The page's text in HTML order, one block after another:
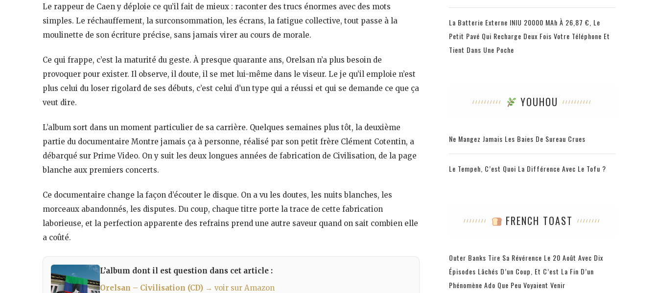
Le rappeur de Caen y déploie ce qu’il fait de mieux : raconter des trucs énormes avec des mots
simples. Le réchauffement, la surconsommation, les écrans, la fatigue collective, tout passe à la
moulinette de son écriture précise, sans jamais virer au cours de morale.
Ce qui frappe, c’est la maturité du geste. À presque quarante ans, Orelsan n’a plus besoin de
provoquer pour exister. Il observe, il doute, il se met lui-même dans le viseur. Le je qu’il emploie n’est
plus celui du loser rigolard de ses débuts, c’est celui d’un type qui a réussi et qui se demande ce que ça
veut dire.
L’album sort dans un moment particulier de sa carrière. Quelques semaines plus tôt, la deuxième
partie du documentaire Montre jamais ça à personne, réalisé par son petit frère Clément Cotentin, a
débarqué sur Prime Video. On y suit les deux longues années de fabrication de Civilisation, de la page
blanche aux premiers concerts.
Ce documentaire change la façon d’écouter le disque. On a vu les doutes, les nuits blanches, les
morceaux abandonnés, les disputes. Du coup, chaque titre porte la trace de cette fabrication
laborieuse, et la perfection apparente des refrains prend une autre saveur quand on sait combien elle
a coûté.
L’album dont il est question dans cet article :
Orelsan – Civilisation (CD) → voir sur Amazon
La Batterie Externe INIU 20000 MAh À 26,87 €, Le
Petit Pavé Qui Recharge Deux Fois Votre Téléphone Et
Tient Dans Une Poche
YOUHOU
Ne Mangez Jamais Les Baies De Sureau Crues
Le Tempeh, C’est Quoi La Différence Avec Le Tofu ?
FRENCH TOAST
Outer Banks Tire Sa Révérence Le 20 Août Avec Dix
Épisodes Lâchés D’un Coup, Et C’est La Fin D’un
Phénomène Ado Que Peu Voyaient Venir